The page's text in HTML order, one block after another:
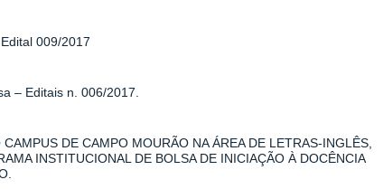
009/2017
– Editais n. 006/2017.
DE CAMPO MOURÃO NA ÁREA DE LETRAS-INGLÊS,
INSTITUCIONAL DE BOLSA DE INICIAÇÃO À DOCÊNCIA